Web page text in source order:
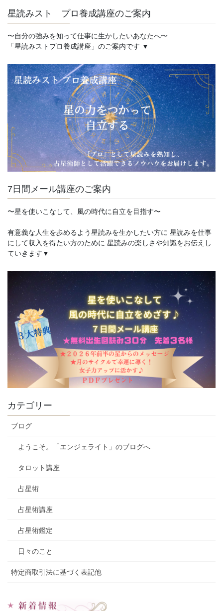
星読みスト プロ養成講座のご案内
〜自分の強みを知って仕事に生かしたいあなたへ〜
「星読みストプロ養成講座」のご案内です ▼
7日間メール講座のご案内
〜星を使いこなして、風の時代に自立を目指す〜
有意義な人生を歩めるよう星読みを生かしたい方に 星読みを仕事
にして収入を得たい方のために 星読みの楽しさや知識をお伝えし
ていきます▼
カテゴリー
ブログ
ようこそ。「エンジェライト」のブログへ
タロット講座
占星術
占星術講座
占星術鑑定
日々のこと
特定商取引法に基づく表記他